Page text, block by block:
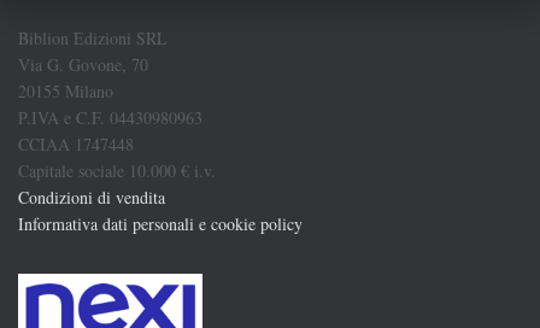
Biblion Edizioni SRL
Via G. Govone, 70
20155 Milano
P.IVA e C.F. 04430980963
CCIAA 1747448
Capitale sociale 10.000 € i.v.
Condizioni di vendita
Informativa dati personali e cookie policy